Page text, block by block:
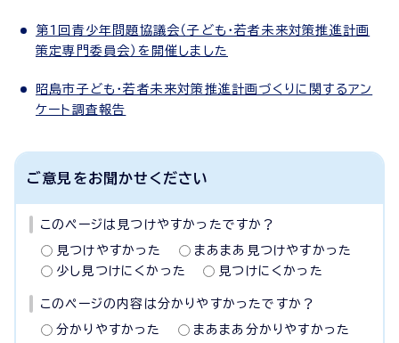
第1回青少年問題協議会（子ども・若者未来対策推進計画
策定専門委員会）を開催しました
昭島市子ども・若者未来対策推進計画づくりに関するアン
ケート調査報告
ご意見をお聞かせください
このページは見つけやすかったですか？
見つけやすかった
まあまあ見つけやすかった
少し見つけにくかった
見つけにくかった
このページの内容は分かりやすかったですか？
分かりやすかった
まあまあ分かりやすかった